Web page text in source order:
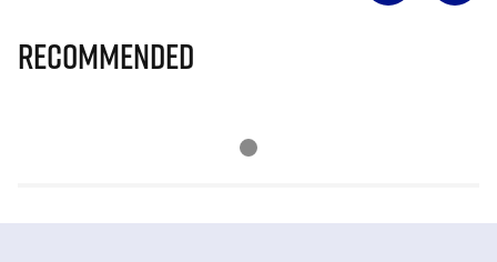
Recommended